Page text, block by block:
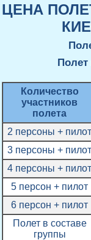
ЦЕНА
Полет
Количество
участников
полета
2 персоны + пилот
3 персоны + пилот
4 персоны + пилот
5 персон + пилот
6 персон + пилот
Полет в составе
группы